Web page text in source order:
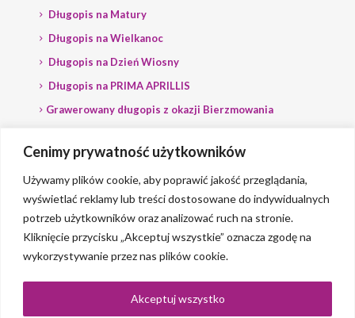
Cenimy prywatność użytkowników
Używamy plików cookie, aby poprawić jakość przeglądania,
wyświetlać reklamy lub treści dostosowane do indywidualnych
potrzeb użytkowników oraz analizować ruch na stronie.
Kliknięcie przycisku „Akceptuj wszystkie” oznacza zgodę na
wykorzystywanie przez nas plików cookie.
Akceptuj wszystko
Długopis na Matury
Długopis na Wielkanoc
Długopis na Dzień Wiosny
Długopis na PRIMA APRILLIS
Grawerowany długopis z okazji Bierzmowania
Grawerowany długopis dla Polityka
© 2023 Grawerlik |2QBS